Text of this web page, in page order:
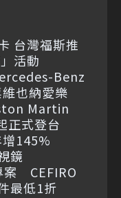
台灣福斯推
活動
Benz
也納愛樂
Martin
正式登台
增145%
鏡
案 CEFIRO
最低1折